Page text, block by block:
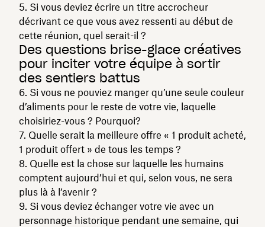
5. Si vous deviez écrire un titre accrocheur
décrivant ce que vous avez ressenti au début de
cette réunion, quel serait-il ?
Des questions brise-glace créatives
pour inciter votre équipe à sortir
des sentiers battus
6. Si vous ne pouviez manger qu’une seule couleur
d’aliments pour le reste de votre vie, laquelle
choisiriez-vous ? Pourquoi?
7. Quelle serait la meilleure offre « 1 produit acheté,
1 produit offert » de tous les temps ?
8. Quelle est la chose sur laquelle les humains
comptent aujourd’hui et qui, selon vous, ne sera
plus là à l’avenir ?
9. Si vous deviez échanger votre vie avec un
personnage historique pendant une semaine, qui